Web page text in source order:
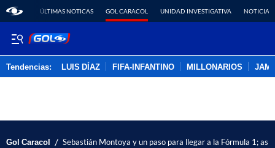
ÚLTIMAS NOTICAS GOL CARACOL UNIDAD INVESTIGATIVA NOTICIAS
Tendencias: LUIS DÍAZ FIFA-INFANTINO MILLONARIOS
Gol Caracol / Sebastián Montoya y un paso para llegar a la Fórmula 1; así